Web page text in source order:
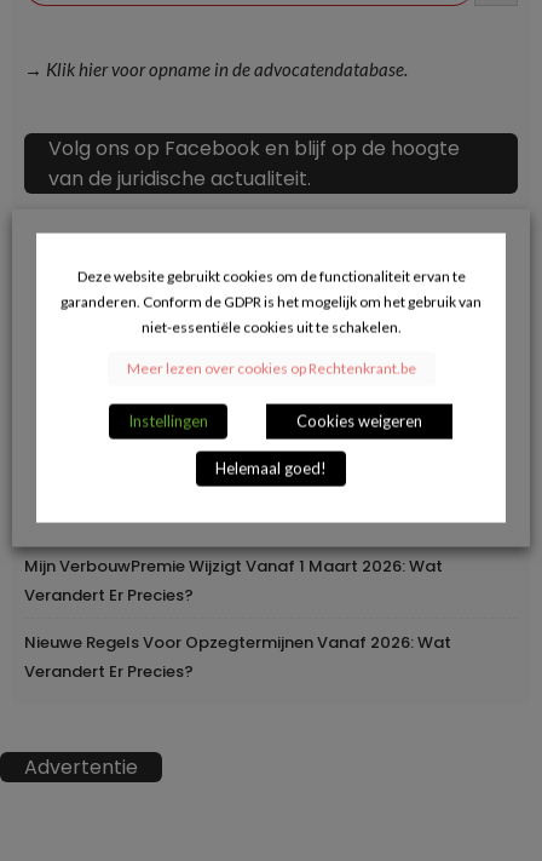
→ Klik hier voor opname in de advocatendatabase.
Volg ons op Facebook en blijf op de hoogte
van de juridische actualiteit.
Recente berichten
Herroepingsrecht Bij Online Aankopen: Wanneer Mag Je Iets
Geleidelijke Verhoging Van Loopbaanvoorwaarden
Europa Moderniseert Het Rijbewijs: Digitaal En
Grensoverschrijdend
Mijn VerbouwPremie Wijzigt Vanaf 1 Maart 2026: Wat
Verandert Er Precies?
Nieuwe Regels Voor Opzegtermijnen Vanaf 2026: Wat
Verandert Er Precies?
Advertentie
Deze website gebruikt cookies om de functionaliteit ervan te
garanderen. Conform de GDPR is het mogelijk om het gebruik van
niet-essentiële cookies uit te schakelen.
Meer lezen over cookies op Rechtenkrant.be
Instellingen Cookies weigeren
Helemaal goed!